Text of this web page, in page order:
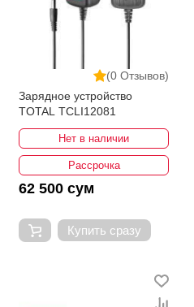
(0 Отзывов)
Зарядное устройство
TOTAL TCLI12081
Нет в наличии
Рассрочка
62 500 сум
Купить сразу